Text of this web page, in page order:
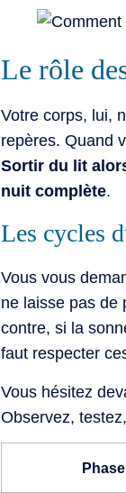
Le rôle
Votre corps, lui,
repères. Quand
Sortir du lit
nuit complète.
Les cycles
Vous vous
ne laisse pas de
contre, si la
faut respecter
Vous hésitez
Observez,